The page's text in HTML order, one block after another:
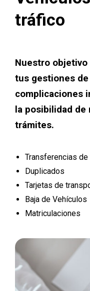
tráfico
Nuestro
tus gestiones
complicaciones
la posibilidad
trámites.
Transferencias
Duplicados
Tarjetas de
Baja de Vehículos
Matriculaciones